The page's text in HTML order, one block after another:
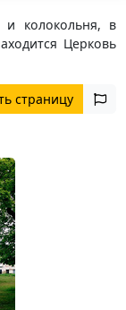
и колокольня, в
Церковь
страницу